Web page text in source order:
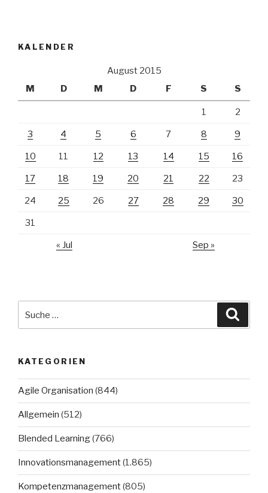
KALENDER
August 2015
M
D M D F S S
1 2
3 4 5 6 7 8 9
10 11 12 13 14 15 16
17 18 19 20 21 22 23
24 25 26 27 28 29 30
31
« Jul Sep »
nach:
KATEGORIEN
Agile Organisation (844)
Allgemein (512)
Blended Learning(766)
Innovationsmanagement(1.865)
Kompetenzmanagement(805)